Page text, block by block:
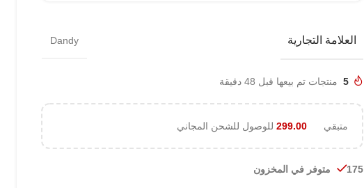
العلامة التجارية Dandy
5 منتجات تم بيعها قبل 48 دقيقة
متبقي 299.00 للوصول للشحن المجاني
175 متوفر في المخزون